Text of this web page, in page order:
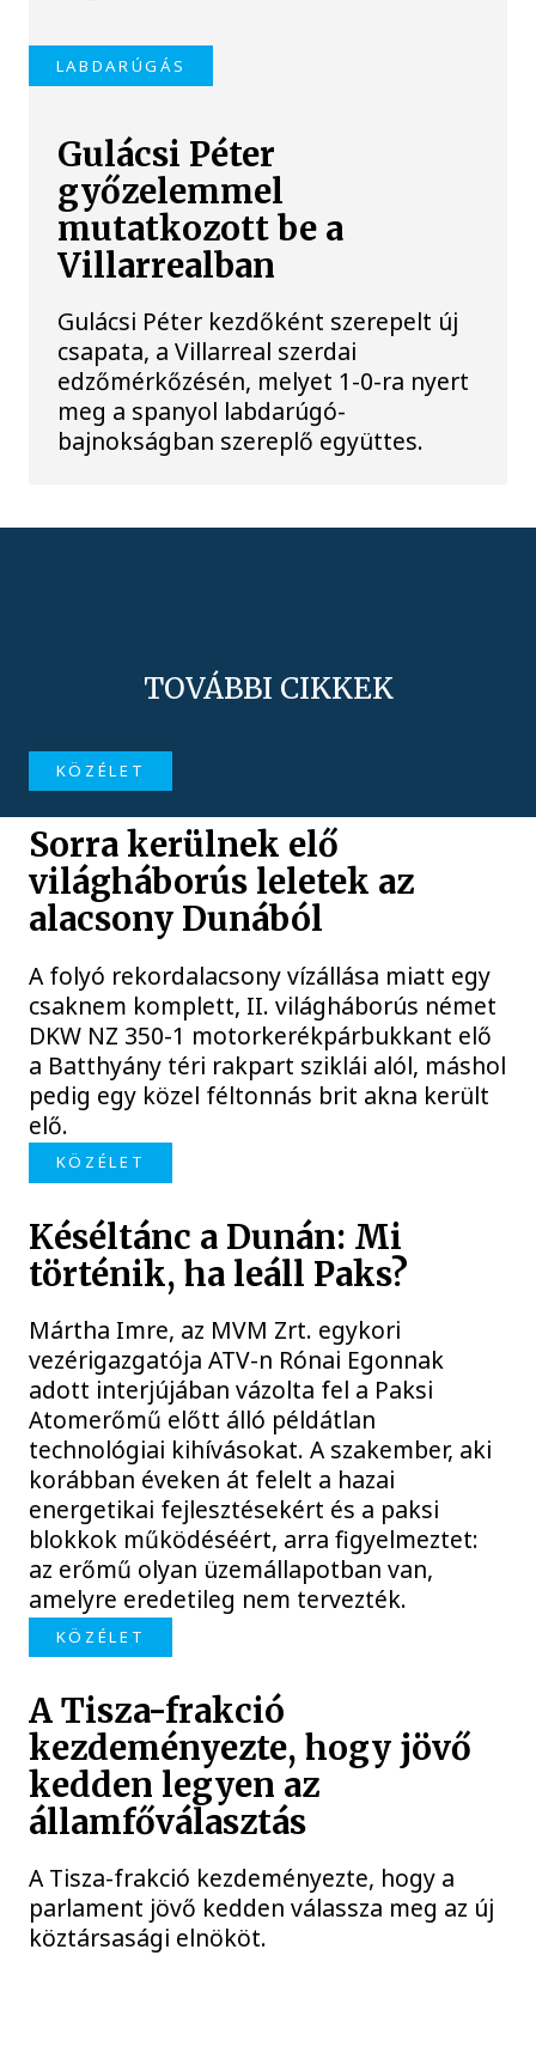
LABDARÚGÁS
Gulácsi Péter
győzelemmel
mutatkozott be a
Villarrealban
Gulácsi Péter kezdőként szerepelt új
csapata, a Villarreal szerdai
edzőmérkőzésén, melyet 1-0-ra nyert
meg a spanyol labdarúgó-
bajnokságban szereplő együttes.
TOVÁBBI CIKKEK
KÖZÉLET
Sorra kerülnek elő
világháborús leletek az
alacsony Dunából
A folyó rekordalacsony vízállása miatt egy
csaknem komplett, II. világháborús német
DKW NZ 350-1 motorkerékpárbukkant elő
a Batthyány téri rakpart sziklái alól, máshol
pedig egy közel féltonnás brit akna került
elő.
KÖZÉLET
Késéltánc a Dunán: Mi
történik, ha leáll Paks?
Mártha Imre, az MVM Zrt. egykori
vezérigazgatója ATV-n Rónai Egonnak
adott interjújában vázolta fel a Paksi
Atomerőmű előtt álló példátlan
technológiai kihívásokat. A szakember, aki
korábban éveken át felelt a hazai
energetikai fejlesztésekért és a paksi
blokkok működéséért, arra figyelmeztet:
az erőmű olyan üzemállapotban van,
amelyre eredetileg nem tervezték.
KÖZÉLET
A Tisza-frakció
kezdeményezte, hogy jövő
kedden legyen az
államfőválasztás
A Tisza-frakció kezdeményezte, hogy a
parlament jövő kedden válassza meg az új
köztársasági elnököt.